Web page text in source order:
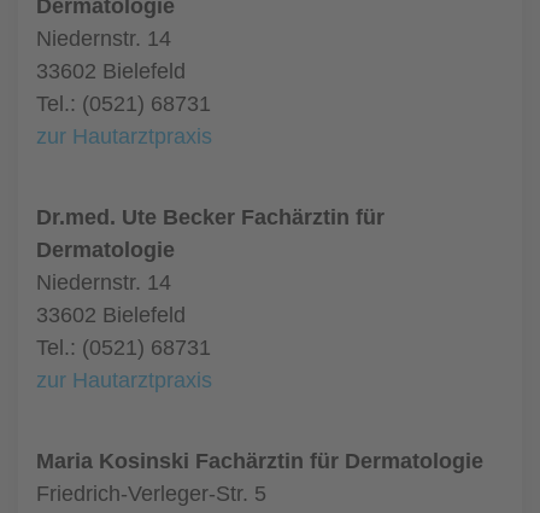
Dermatologie
Niedernstr. 14
33602 Bielefeld
Tel.: (0521) 68731
zur Hautarztpraxis
Dr.med. Ute Becker Fachärztin für
Dermatologie
Niedernstr. 14
33602 Bielefeld
Tel.: (0521) 68731
zur Hautarztpraxis
Maria Kosinski Fachärztin für Dermatologie
Friedrich-Verleger-Str. 5